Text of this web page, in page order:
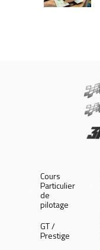
Cours
Particulier
de
pilotage
GT /
Prestige